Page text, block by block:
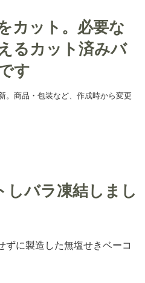
カット。必要な
るカット済みバ
す
。商品・包装など、作成時から変更
バラ凍結しまし
ずに製造した無塩せきベーコ